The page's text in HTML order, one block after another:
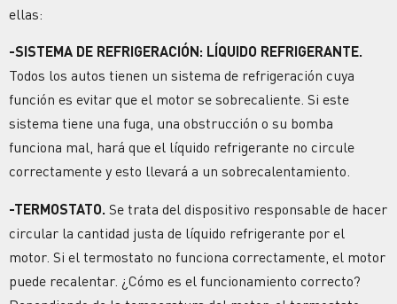
ellas:
-SISTEMA DE REFRIGERACIÓN: LÍQUIDO REFRIGERANTE.
Todos los autos tienen un sistema de refrigeración cuya
función es evitar que el motor se sobrecaliente. Si este
sistema tiene una fuga, una obstrucción o su bomba
funciona mal, hará que el líquido refrigerante no circule
correctamente y esto llevará a un sobrecalentamiento.
-TERMOSTATO. Se trata del dispositivo responsable de hacer
circular la cantidad justa de líquido refrigerante por el
motor. Si el termostato no funciona correctamente, el motor
puede recalentar. ¿Cómo es el funcionamiento correcto?